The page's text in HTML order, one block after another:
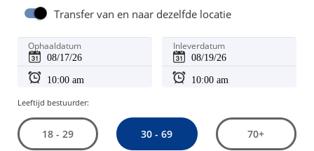
Transfer van en naar dezelfde locatie
Ophaaldatum Inleverdatum
Leeftijd bestuurder:
18 - 29 30 - 69 70+